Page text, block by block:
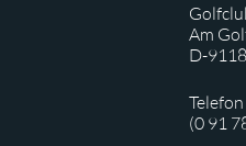
Am
D-
Telefon
(0 91